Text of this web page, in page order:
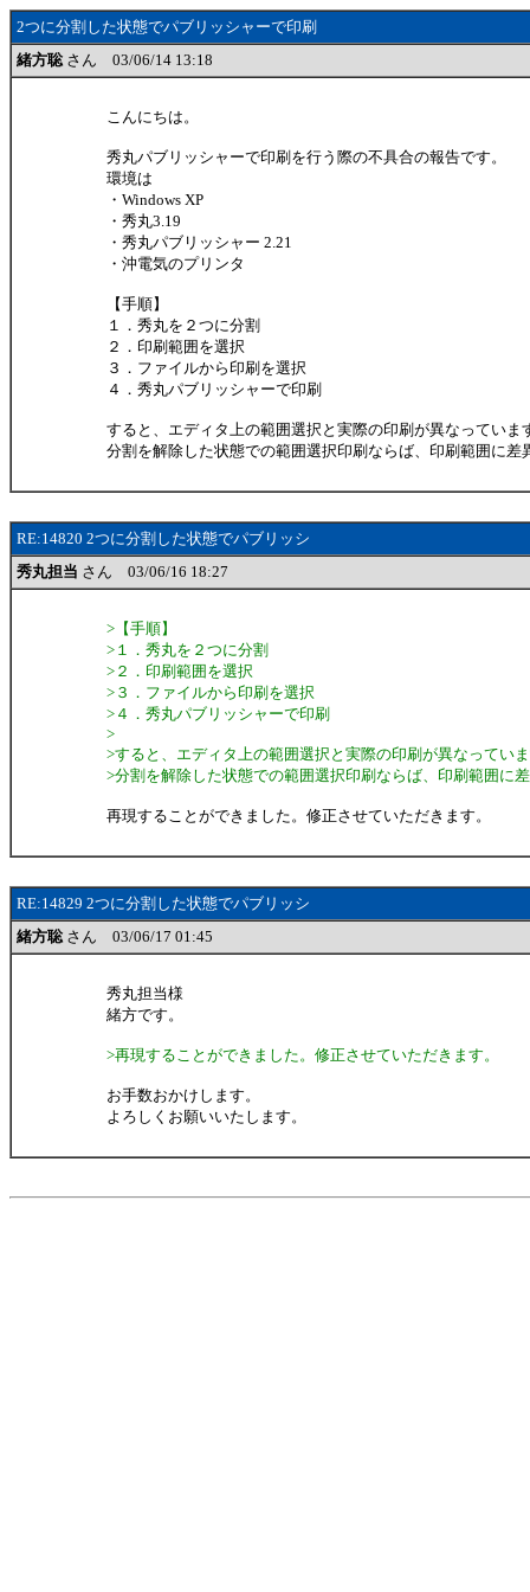
2つに分割した状態でパブリッシャーで印刷
緒方聡 さん 03/06/14 13:18
こんにちは。
秀丸パブリッシャーで印刷を行う際の不具合の報告です。
環境は
・Windows XP
・秀丸3.19
・秀丸パブリッシャー 2.21
・沖電気のプリンタ
【手順】
１．秀丸を２つに分割
２．印刷範囲を選択
３．ファイルから印刷を選択
４．秀丸パブリッシャーで印刷
すると、エディタ上の範囲選択と実際の印刷が異なっていま
分割を解除した状態での範囲選択印刷ならば、印刷範囲に差
RE:14820 2つに分割した状態でパブリッシ
秀丸担当 さん 03/06/16 18:27
>【手順】
>１．秀丸を２つに分割
>２．印刷範囲を選択
>３．ファイルから印刷を選択
>４．秀丸パブリッシャーで印刷
>
>すると、エディタ上の範囲選択と実際の印刷が異なっていま
>分割を解除した状態での範囲選択印刷ならば、印刷範囲に差
再現することができました。修正させていただきます。
RE:14829 2つに分割した状態でパブリッシ
緒方聡 さん 03/06/17 01:45
秀丸担当様
緒方です。
>再現することができました。修正させていただきます。
お手数おかけします。
よろしくお願いいたします。